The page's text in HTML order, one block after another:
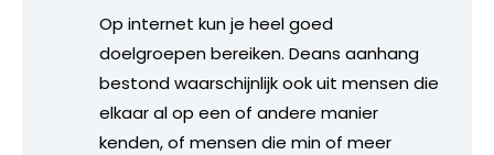
Op internet kun je heel goed
doelgroepen bereiken. Deans aanhang
bestond waarschijnlijk ook uit mensen die
elkaar al op een of andere manier
kenden, of mensen die min of meer